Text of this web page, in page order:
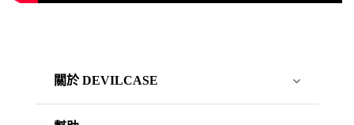
關於 DEVILCASE